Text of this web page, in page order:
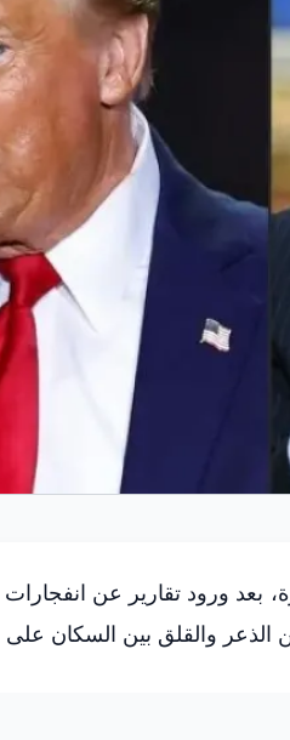
بعد ورود تقارير عن
والقلق بين السكان على